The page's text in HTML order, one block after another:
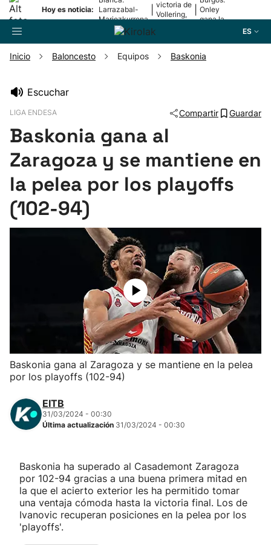
Hoy es noticia:
Larrazabal-
Mariezkurrena
II, a la final
victoria de
Vollering,
Onley
gana la
ES
Pelota
Remo
Baloncesto
Kirolak 360
Carreras de montaña
"Helmuga"
Inicio Baloncesto Equipos Baskonia
Escuchar
LIGA ENDESA Compartir Guardar
Baskonia gana al
Zaragoza y se mantiene en
la pelea por los playoffs
(102-94)
Baskonia gana al Zaragoza y se mantiene en la pelea
por los playoffs (102-94)
EITB
31/03/2024 - 00:30
Última actualización 31/03/2024 - 00:30
Baskonia ha superado al Casademont Zaragoza
por 102-94 gracias a una buena primera mitad en
la que el acierto exterior les ha permitido tomar
una ventaja cómoda hasta la victoria final. Los de
Ivanovic recuperan posiciones en la pelea por los
'playoffs'.